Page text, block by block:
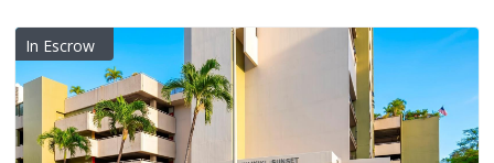
In Escrow